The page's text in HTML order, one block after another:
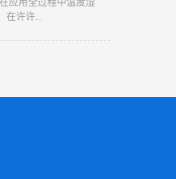
应用全过程中温度湿
在许许...